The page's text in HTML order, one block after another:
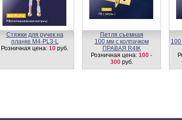
Стяжки для ручек на
планке M4-PL3-L
Розничная цена: 10 руб.
Петля съемная
100 мм с колпачком
ПРАВАЯ R4IK
Розничная цена: 100 -
300руб.